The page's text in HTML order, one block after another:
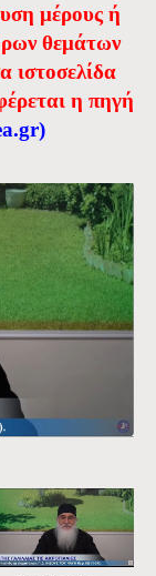
μέρους ή
θεμάτων
ιστοσελίδα
η πηγή
)